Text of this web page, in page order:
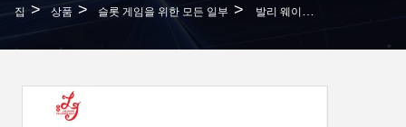
집 > 상품 > 슬롯 게임을 위한 모든 일부 > 발리 웨이브 IDeck 발리 웨이브 & 발리 V27 버튼 데크 터치 스크린 판매